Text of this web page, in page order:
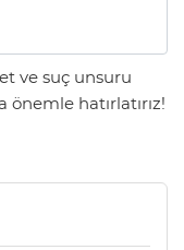
ve suç unsuru
hatırlatırız!